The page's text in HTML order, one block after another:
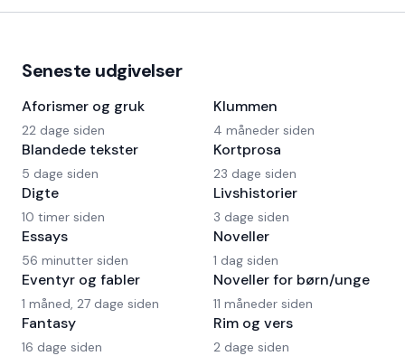
Seneste udgivelser
Aforismer og gruk
22 dage siden
Blandede tekster
5 dage siden
Digte
10 timer siden
Essays
56 minutter siden
Eventyr og fabler
1 måned, 27 dage siden
Fantasy
16 dage siden
Klummen
4 måneder siden
Kortprosa
23 dage siden
Livshistorier
3 dage siden
Noveller
1 dag siden
Noveller for børn/unge
11 måneder siden
Rim og vers
2 dage siden